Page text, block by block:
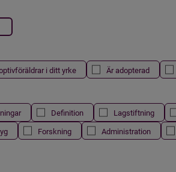
automatiskt
i ditt yrke Är adopterad
Definition Lagstiftning
Forskning Administration